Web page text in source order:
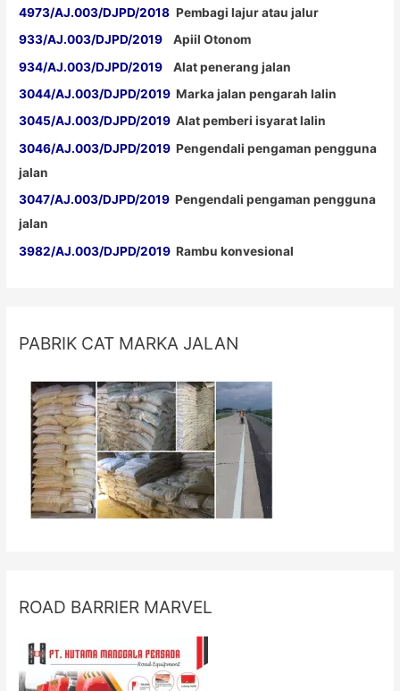
4973/AJ.003/DJPD/2018 Pembagi lajur atau jalur
933/AJ.003/DJPD/2019 Apiil Otonom
934/AJ.003/DJPD/2019 Alat penerang jalan
3044/AJ.003/DJPD/2019 Marka jalan pengarah lalin
3045/AJ.003/DJPD/2019 Alat pemberi isyarat lalin
3046/AJ.003/DJPD/2019 Pengendali pengaman pengguna
jalan
3047/AJ.003/DJPD/2019 Pengendali pengaman pengguna
jalan
3982/AJ.003/DJPD/2019 Rambu konvesional
PABRIK CAT MARKA JALAN
ROAD BARRIER MARVEL